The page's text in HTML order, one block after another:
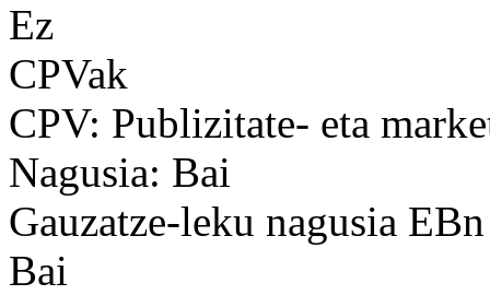
Ez
CPVak
CPV: Publizitate- eta
Nagusia: Bai
Gauzatze-leku nagusia EBn
Bai